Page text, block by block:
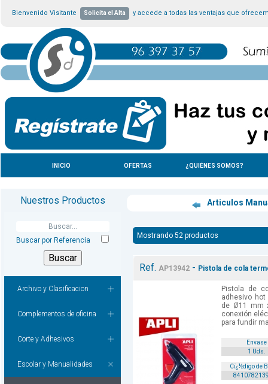
Bienvenido Visitante Solicita el Alta y accede a todas las ventajas que
INICIO OFERTAS ¿QUIÉNES SOMOS?
Nuestros Productos
Buscar por Referencia
Archivo y Clasificacion
Complementos de oficina
Corte y Adhesivos
Escolar y Manualidades
Articulos
Mostrando 52 productos
Ref. AP13942 - Pistola de cola
Pistola de
adhesivo
de Ø11 mm
conexión
para fundir
Envase
1 Uds.
Cï¿½digo de